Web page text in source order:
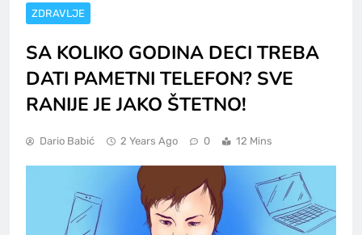
ZDRAVLJE
SA KOLIKO GODINA DECI TREBA
DATI PAMETNI TELEFON? SVE
RANIJE JE JAKO ŠTETNO!
Dario Babić 2 Years Ago 0 12 Mins